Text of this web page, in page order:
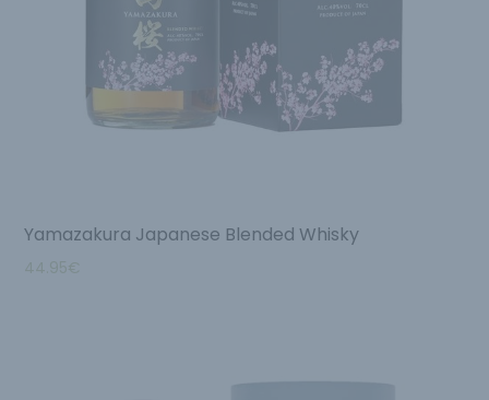
Yamazakura Japanese Blended Whisky
44.95€